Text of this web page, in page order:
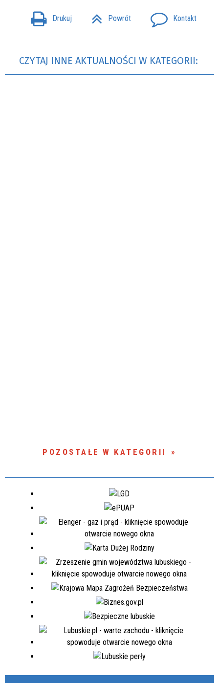
Drukuj Powrót Kontakt
CZYTAJ INNE AKTUALNOŚCI W KATEGORII:
POZOSTAŁE W KATEGORII